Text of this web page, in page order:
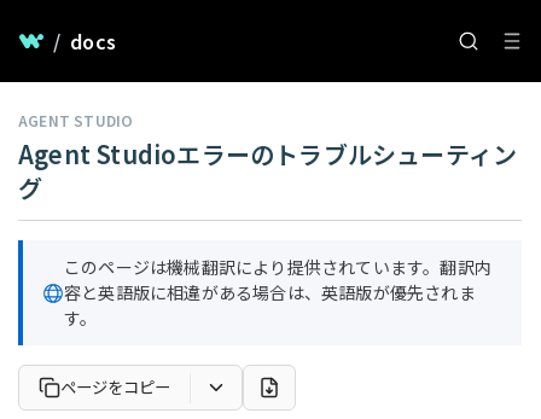
/ docs
AGENT STUDIO
Agent Studioエラーのトラブルシューティン
グ
このページは機械翻訳により提供されています。翻訳内
容と英語版に相違がある場合は、英語版が優先されま
す。
ページをコピー